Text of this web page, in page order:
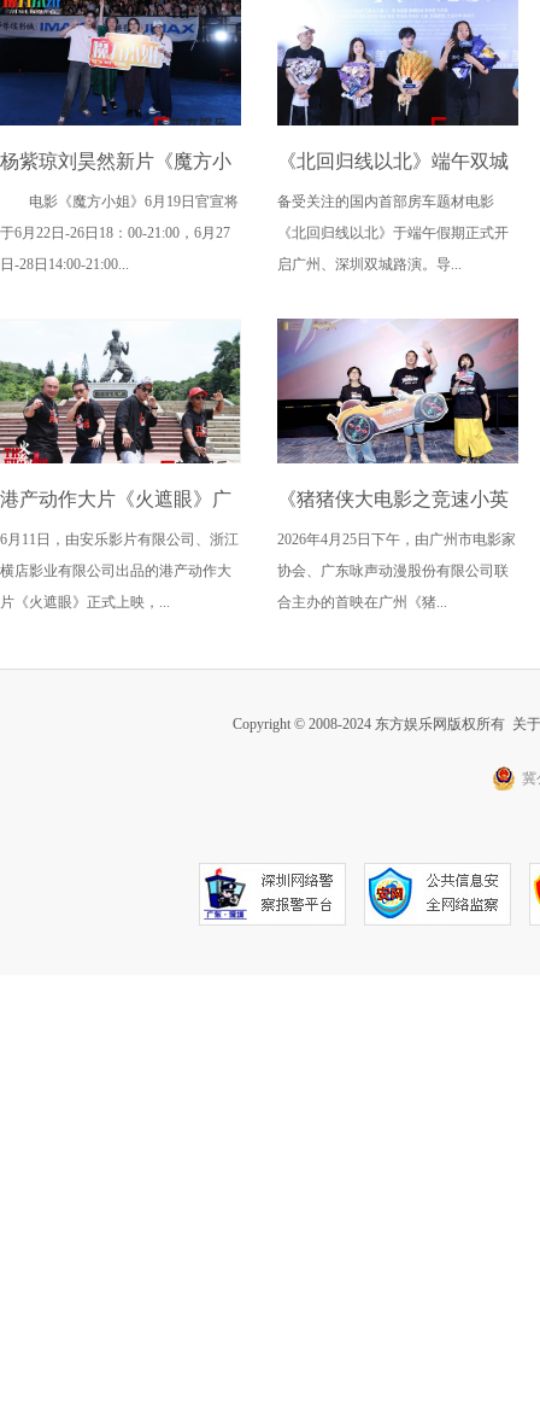
杨紫琼刘昊然新片《魔方小
姐》二轮点映高燃开启 打破
年龄偏见重塑无限可能
电影《魔方小姐》6月19日官宣将
于6月22日-26日18：00-21:00，6月27
日-28日14:00-21:00...
《北回归线以北》端午双城
路演，定档6月26日奔赴山海
备受关注的国内首部房车题材电影
《北回归线以北》于端午假期正式开
启广州、深圳双城路演。导...
港产动作大片《火遮眼》广
州路演全场口碑爆棚
6月11日，由安乐影片有限公司、浙江
横店影业有限公司出品的港产动作大
片《火遮眼》正式上映，...
《猪猪侠大电影之竞速小英
雄》广州首映获赞“又燃又
暖” 引爆五一期待
2026年4月25日下午，由广州市电影家
协会、广东咏声动漫股份有限公司联
合主办的首映在广州《猪...
Copyright © 2008-2024 东方娱乐网版权所有 关
冀